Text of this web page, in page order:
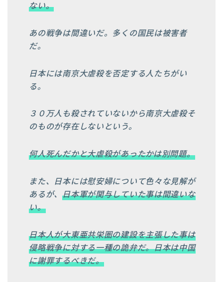
ない。
あの戦争は間違いだ。多くの国民は被害者
だ。
日本には南京大虐殺を否定する人たちがい
る。
３０万人も殺されていないから南京大虐殺そ
のものが存在しないという。
何人死んだかと大虐殺があったかは別問題。
また、日本には慰安婦について色々な見解が
あるが、日本軍が関与していた事は間違いな
い。
日本人が大東亜共栄圏の建設を主張した事は
侵略戦争に対する一種の詭弁だ。日本は中国
に謝罪するべきだ。